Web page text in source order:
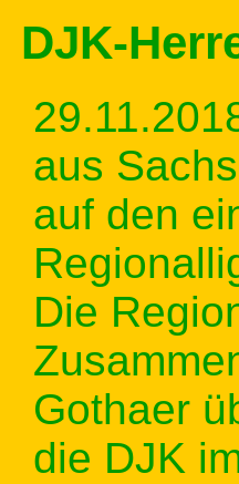
DJK-
aus
auf den
Die
Gothaer
die DJK